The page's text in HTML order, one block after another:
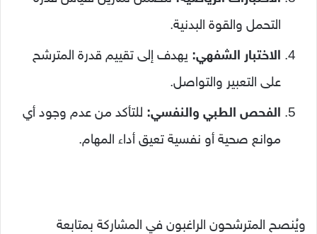
التحمل والقوة البدنية.
الاختبار الشفهي: يهدف إلى تقييم قدرة المترشح
على التعبير والتواصل.
الفحص الطبي والنفسي: للتأكد من عدم وجود أي
موانع صحية أو نفسية تعيق أداء المهام.
ويُنصح المترشحون الراغبون في المشاركة بمتابعة